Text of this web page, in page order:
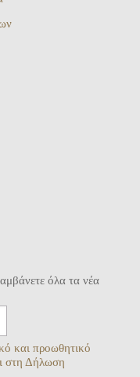
όλα τα νέα
και προωθητικό
στη Δήλωση